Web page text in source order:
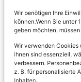
Wir benötigen Ihre
können.Wenn Sie unter
geben möchten,
Wir verwenden Cookies
ihnen sind essenziell,
verbessern.
z. B. für personalisierte
Inhalten.